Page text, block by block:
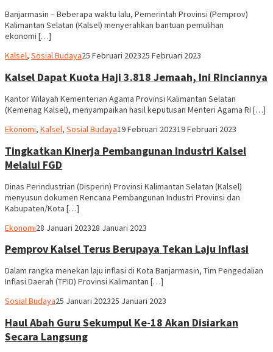
Banjarmasin – Beberapa waktu lalu, Pemerintah Provinsi (Pemprov)
Kalimantan Selatan (Kalsel) menyerahkan bantuan pemulihan
ekonomi […]
Kalsel, Sosial BudayaSupian
25 Februari 202325 Februari 2023
Kalsel Dapat Kuota Haji 3.818 Jemaah, Ini Rinciannya
Kantor Wilayah Kementerian Agama Provinsi Kalimantan Selatan
(Kemenag Kalsel), menyampaikan hasil keputusan Menteri Agama RI […]
Ekonomi, Kalsel, Sosial BudayaSupian
19 Februari 202319 Februari 2023
Tingkatkan Kinerja Pembangunan Industri Kalsel
Melalui FGD
Dinas Perindustrian (Disperin) Provinsi Kalimantan Selatan (Kalsel)
menyusun dokumen Rencana Pembangunan Industri Provinsi dan
Kabupaten/Kota […]
EkonomiSupian
28 Januari 202328 Januari 2023
Pemprov Kalsel Terus Berupaya Tekan Laju Inflasi
Dalam rangka menekan laju inflasi di Kota Banjarmasin, Tim Pengedalian
Inflasi Daerah (TPID) Provinsi Kalimantan […]
Sosial BudayaSupian
25 Januari 202325 Januari 2023
Haul Abah Guru Sekumpul Ke-18 Akan Disiarkan
Secara Langsung